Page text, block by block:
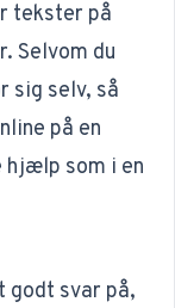
tekster på
Selvom du
sig selv, så
på en
hjælp som i en
godt svar på,